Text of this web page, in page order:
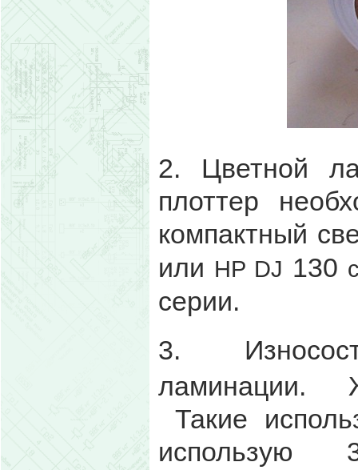
2. Цветной
плоттер
компактный
или HP DJ 130
серии.
3.
ламинации.
Такие
использую